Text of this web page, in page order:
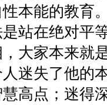
本能的教育
站在绝对平
大家本来就
迷失了他的
高点；迷得